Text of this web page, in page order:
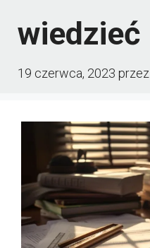
wiedzieć
19 czerwca, 2023 przez